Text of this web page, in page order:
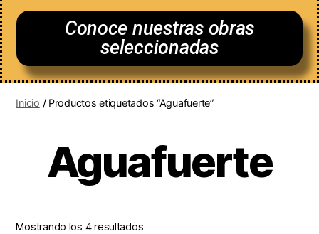
Conoce nuestras obras
seleccionadas
Inicio / Productos etiquetados “Aguafuerte”
Aguafuerte
Mostrando los 4 resultados